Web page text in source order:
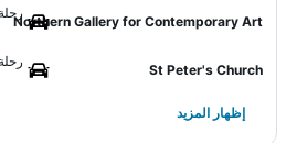
Northern Gallery for Contemporary Art
رحلة
St Peter's Church
رحلة
إظهار المزيد